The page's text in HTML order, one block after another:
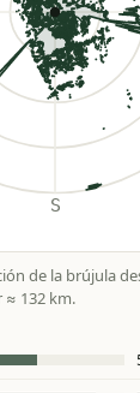
de la brújula
132 km.